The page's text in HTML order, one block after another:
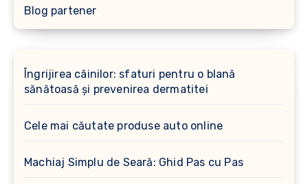
Blog partener
Îngrijirea câinilor: sfaturi pentru o blană
sănătoasă și prevenirea dermatitei
Cele mai căutate produse auto online
Machiaj Simplu de Seară: Ghid Pas cu Pas